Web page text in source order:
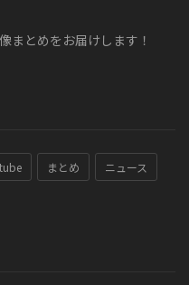
まとめをお届けします！
まとめ ニュース